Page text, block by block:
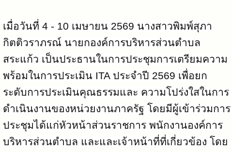
เมื่อวันที่ 4 - 10 เมษายน 2569 นางสาวพิมพ์สุภา
กิตติวราภรณ์ นายกองค์การบริหารส่วนตำบล
สระแก้ว เป็นประธานในการประชุมการเตรียมความ
พร้อมในการประเมิน ITA ประจำปี 2569 เพื่อยก
ระดับการประเมินคุณธรรมและ ความโปร่งใสในการ
ดำเนินงานของหน่วยงานภาครัฐ โดยมีผู้เข้าร่วมการ
ประชุมได้แก่หัวหน้าส่วนราชการ พนักงานองค์การ
บริหารส่วนตำบล และและเจ้าหน้าที่ที่เกี่ยวข้อง โดย